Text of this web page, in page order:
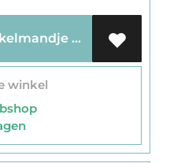
Voeg toe aan mijn winkelmandje
winkel